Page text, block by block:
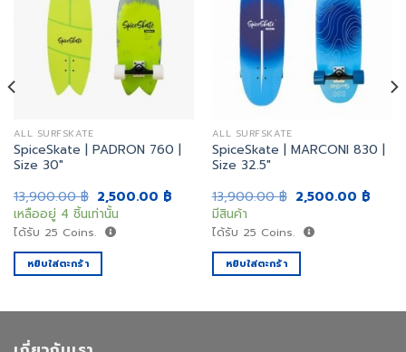
เพิ่ม
สิ่งที่
อยาก
ALL SURFSKATE
SpiceSkate | PADRON 760 |
Size 30″
13,900.00฿ Original
price
was:
13,900.00 ฿.
2,500.00 ฿Current
2,500.00 ฿.
เหลืออยู่ 4 ชิ้นเท่านั้น
ได้รับ 25 Coins.
หยิบใส่ตะกร้า
เพิ่ม
สิ่งที่
อยาก
ALL SURFSKATE
SpiceSkate | MARCONI 830 |
Size 32.5″
13,900.00฿ Original
price
13,900.00 ฿.
2,500.00 ฿
มีสินค้า
ได้รับ 25 Coins.
หยิบใส่ตะกร้า
฿.